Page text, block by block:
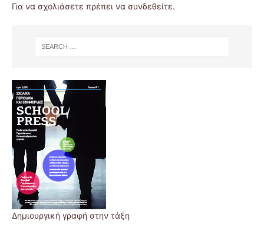
Για να σχολιάσετε πρέπει να συνδεθείτε.
Δημιουργική γραφή στην τάξη